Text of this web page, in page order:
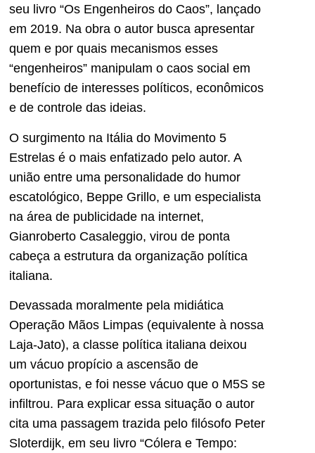
seu livro “Os Engenheiros do Caos”, lançado
em 2019. Na obra o autor busca apresentar
quem e por quais mecanismos esses
“engenheiros” manipulam o caos social em
benefício de interesses políticos, econômicos
e de controle das ideias.
O surgimento na Itália do Movimento 5
Estrelas é o mais enfatizado pelo autor. A
união entre uma personalidade do humor
escatológico, Beppe Grillo, e um especialista
na área de publicidade na internet,
Gianroberto Casaleggio, virou de ponta
cabeça a estrutura da organização política
italiana.
Devassada moralmente pela midiática
Operação Mãos Limpas (equivalente à nossa
Laja-Jato), a classe política italiana deixou
um vácuo propício a ascensão de
oportunistas, e foi nesse vácuo que o M5S se
infiltrou. Para explicar essa situação o autor
cita uma passagem trazida pelo filósofo Peter
Sloterdijk, em seu livro “Cólera e Tempo: